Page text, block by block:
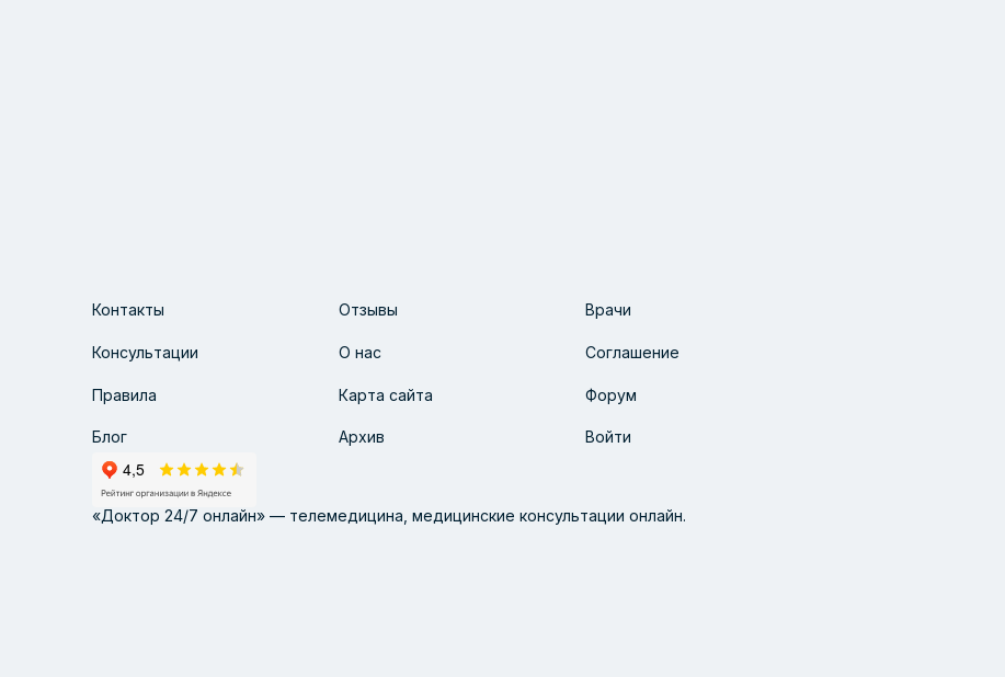
Контакты Отзывы Врачи
Консультации О нас Соглашение
Правила Карта сайта Форум
Блог Архив Войти
«Доктор 24/7 онлайн» — телемедицина, медицинские консультации онлайн.